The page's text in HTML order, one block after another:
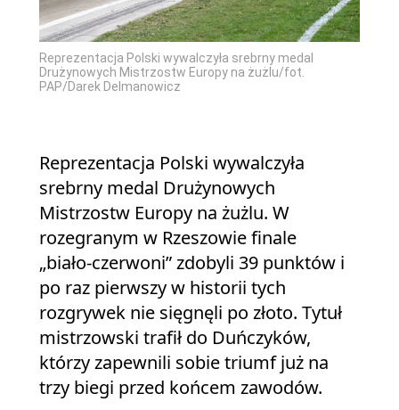
Reprezentacja Polski wywalczyła srebrny medal
Drużynowych Mistrzostw Europy na żużlu/fot.
PAP/Darek Delmanowicz
Reprezentacja Polski wywalczyła
srebrny medal Drużynowych
Mistrzostw Europy na żużlu. W
rozegranym w Rzeszowie finale
„biało‑czerwoni” zdobyli 39 punktów i
po raz pierwszy w historii tych
rozgrywek nie sięgnęli po złoto. Tytuł
mistrzowski trafił do Duńczyków,
którzy zapewnili sobie triumf już na
trzy biegi przed końcem zawodów.